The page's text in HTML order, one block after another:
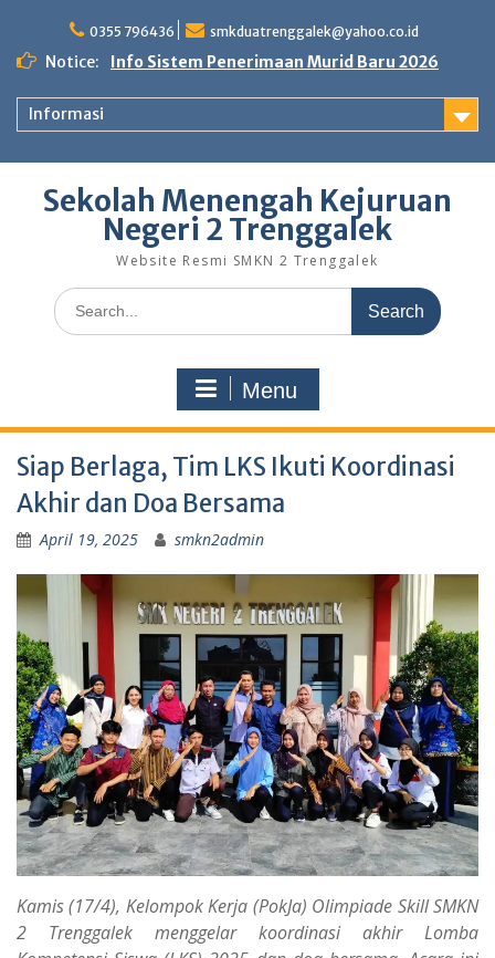
content
0355 796436 smkduatrenggalek@yahoo.co.id
Notice: Info Sistem Penerimaan Murid Baru 2026
Informasi
Sekolah Menengah Kejuruan
Negeri 2 Trenggalek
Website Resmi SMKN 2 Trenggalek
Search
for:
Menu
Siap Berlaga, Tim LKS Ikuti Koordinasi
Akhir dan Doa Bersama
April 19, 2025 smkn2admin
Kamis (17/4), Kelompok Kerja (PokJa) Olimpiade Skill SMKN
2 Trenggalek menggelar koordinasi akhir Lomba